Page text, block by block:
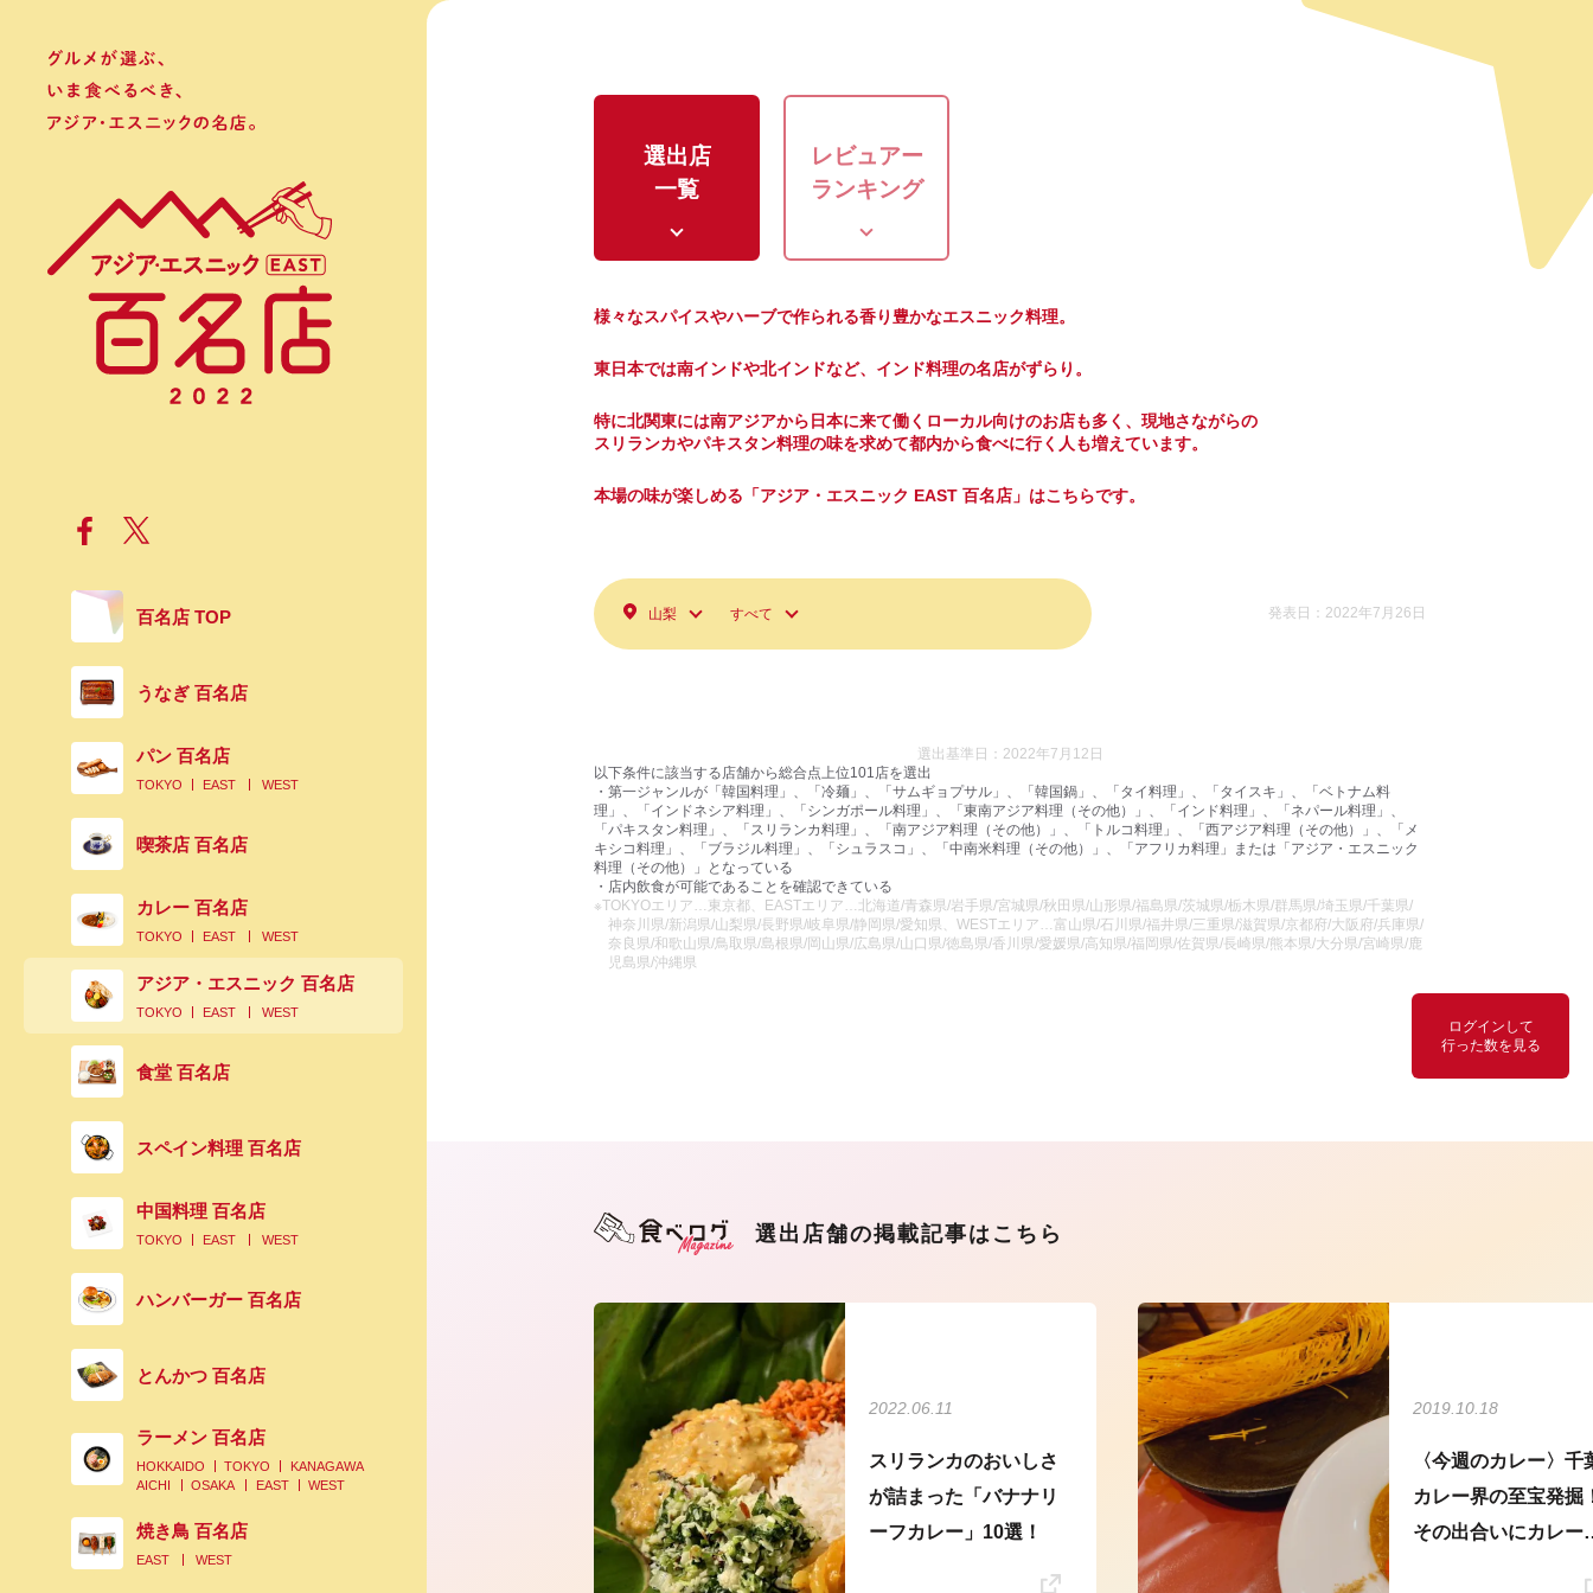
百名店 TOP
うなぎ 百名店
パン 百名店
TOKYO EAST WEST
喫茶店 百名店
カレー 百名店
TOKYO EAST WEST
アジア・エスニック 百名店
TOKYO EAST WEST
食堂 百名店
スペイン料理 百名店
中国料理 百名店
TOKYO EAST WEST
ハンバーガー 百名店
とんかつ 百名店
ラーメン 百名店
HOKKAIDO TOKYO
KANAGAWA
AICHI
OSAKA EAST WEST
焼き鳥 百名店
EAST WEST
選出店
一覧
レビュアー
ランキング
様々なスパイスやハーブで作られる香り豊かなエスニック料理。
東日本では南インドや北インドなど、インド料理の名店がずらり。
特に北関東には南アジアから日本に来て働くローカル向けのお店も多く、現地さながらの
スリランカやパキスタン料理の味を求めて都内から食べに行く人も増えています。
本場の味が楽しめる「アジア・エスニック EAST 百名店」はこちらです。
山梨 すべて 発表日：2022年7月26日
選出基準日：2022年7月12日
以下条件に該当する店舗から総合点上位101店を選出
・第一ジャンルが「韓国料理」、「冷麺」、「サムギョプサル」、「韓国鍋」、「タイ料理」、「タイスキ」、「ベトナム料
理」、「インドネシア料理」、「シンガポール料理」、「東南アジア料理（その他）」、「インド料理」、「ネパール料理」、
「パキスタン料理」、「スリランカ料理」、「南アジア料理（その他）」、「トルコ料理」、「西アジア料理（その他）」、「メ
キシコ料理」、「ブラジル料理」、「シュラスコ」、「中南米料理（その他）」、「アフリカ料理」または「アジア・エスニック
料理（その他）」となっている
・店内飲食が可能であることを確認できている
※TOKYOエリア…東京都、EASTエリア…北海道/青森県/岩手県/宮城県/秋田県/山形県/福島県/茨城県/栃木県/群馬県/埼玉県/千葉県/
神奈川県/新潟県/山梨県/長野県/岐阜県/静岡県/愛知県、WESTエリア…富山県/石川県/福井県/三重県/滋賀県/京都府/大阪府/兵庫県/
奈良県/和歌山県/鳥取県/島根県/岡山県/広島県/山口県/徳島県/香川県/愛媛県/高知県/福岡県/佐賀県/長崎県/熊本県/大分県/宮崎県/鹿
児島県/沖縄県
ログインして
行った数を見る
選出店舗の掲載記事はこちら
2022.06.11
スリランカのおいしさ
が詰まった「バナナリ
ーフカレー」10選！
2019.10.18
〈今週のカレー〉千
カレー界の至宝発掘
その出合いにカレー